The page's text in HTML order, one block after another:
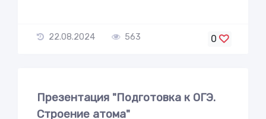
22.08.2024 563 0
Презентация "Подготовка к ОГЭ.
Строение атома"